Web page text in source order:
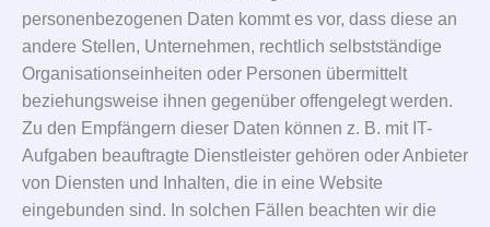
personenbezogenen Daten kommt es vor, dass diese an
andere Stellen, Unternehmen, rechtlich selbstständige
Organisationseinheiten oder Personen übermittelt
beziehungsweise ihnen gegenüber offengelegt werden.
Zu den Empfängern dieser Daten können z. B. mit IT-
Aufgaben beauftragte Dienstleister gehören oder Anbieter
von Diensten und Inhalten, die in eine Website
eingebunden sind. In solchen Fällen beachten wir die